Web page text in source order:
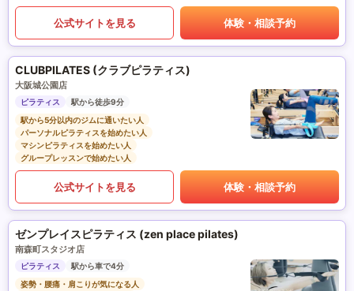
公式サイトを見る 体験・相談予約
CLUBPILATES (クラブピラティス)
大阪城公園店
ピラティス
駅から徒歩9分
駅から5分以内のジムに通いたい人
パーソナルピラティスを始めたい人
マシンピラティスを始めたい人
グループレッスンで始めたい人
公式サイトを見る 体験・相談予約
ゼンプレイスピラティス (zen place pilates)
南森町スタジオ店
ピラティス
駅から車で4分
姿勢・腰痛・肩こりが気になる人